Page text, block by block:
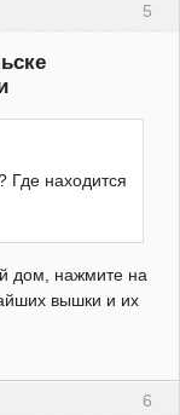
5
Где находится
дом, нажмите на
вышки и их
6